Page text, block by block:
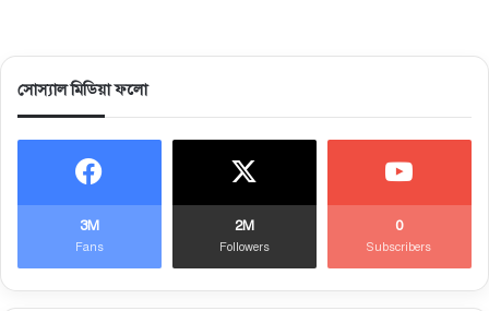
সোস্যাল মিডিয়া ফলো
3M
Fans
2M
Followers
0
Subscribers